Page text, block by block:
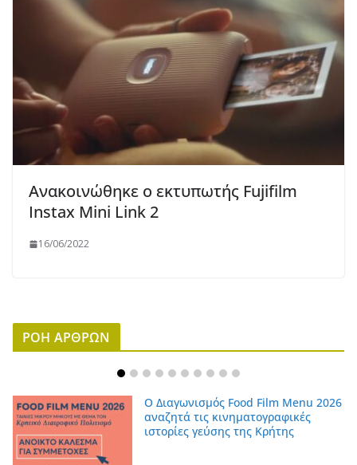
Ανακοινώθηκε ο εκτυπωτής Fujifilm
Instax Mini Link 2
16/06/2022
ΡΟΗ ΑΡΘΡΩΝ
Ο Διαγωνισμός Food Film Menu 2026
αναζητά τις κινηματογραφικές
ιστορίες γεύσης της Κρήτης